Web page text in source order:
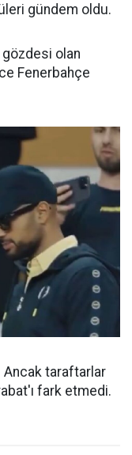
gündem oldu.
gözdesi olan
Fenerbahçe
Ancak taraftarlar
fark etmedi.